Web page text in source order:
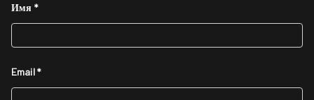
Имя *
Email*